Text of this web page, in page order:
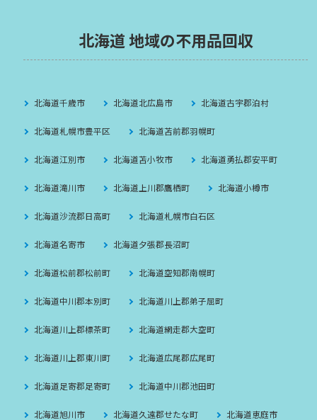
北海道 地域の不用品回収
北海道千歳市 北海道北広島市 北海道古宇郡泊村
北海道札幌市豊平区 北海道苫前郡羽幌町
北海道江別市 北海道苫小牧市 北海道勇払郡安平町
北海道滝川市 北海道上川郡鷹栖町 北海道小樽市
北海道沙流郡日高町 北海道札幌市白石区
北海道名寄市 北海道夕張郡長沼町
北海道松前郡松前町 北海道空知郡南幌町
北海道中川郡本別町 北海道川上郡弟子屈町
北海道川上郡標茶町 北海道網走郡大空町
北海道川上郡東川町 北海道広尾郡広尾町
北海道足寄郡足寄町 北海道中川郡池田町
北海道旭川市 北海道久遠郡せたな町 北海道恵庭市